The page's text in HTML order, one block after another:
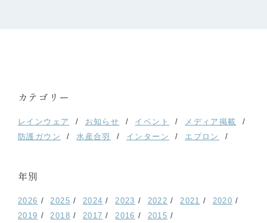
カテゴリー
レインウェア お知らせ イベント
メディア掲載
防護ガウン
水産合羽 インターン エプロン
年別
2026 2025 2024 2023 2022 2021
2020
2019
2018 2017 2016 2015